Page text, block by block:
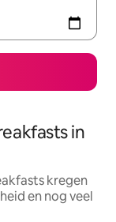
in
kregen
en nog veel